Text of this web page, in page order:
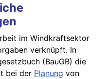
im Windkraftsektor
verknüpft. In
(BauGB) die
bei der Planung von